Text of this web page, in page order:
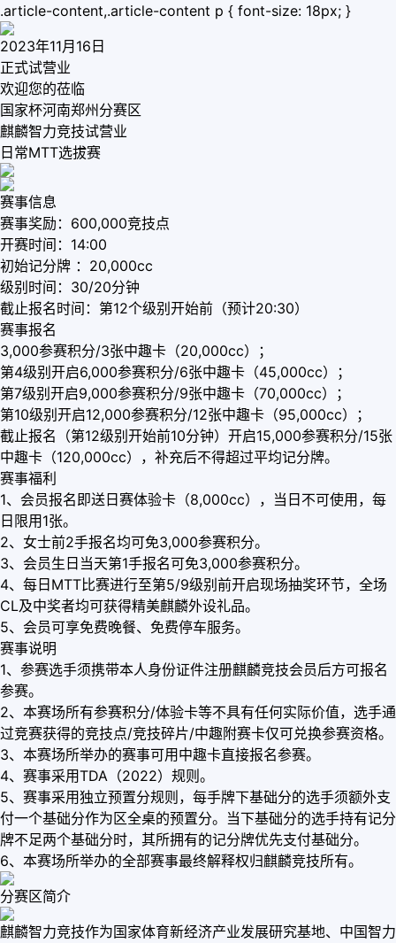
.article-content,.article-content p { font-size: 18px; }
2023年11月16日
正式试营业
欢迎您的莅临
国家杯河南郑州分赛区
麒麟智力竞技试营业
日常MTT选拔赛
赛事信息
赛事奖励：600,000竞技点
开赛时间：14:00
初始记分牌 ：20,000cc
级别时间：30/20分钟
截止报名时间：第12个级别开始前（预计20:30）
赛事报名
3,000参赛积分/3张中趣卡（20,000cc）；
第4级别开启6,000参赛积分/6张中趣卡（45,000cc）；
第7级别开启9,000参赛积分/9张中趣卡（70,000cc）；
第10级别开启12,000参赛积分/12张中趣卡（95,000cc）；
截止报名（第12级别开始前10分钟）开启15,000参赛积分/15张
中趣卡（120,000cc），补充后不得超过平均记分牌。
赛事福利
1、会员报名即送日赛体验卡（8,000cc），当日不可使用，每
日限用1张。
2、女士前2手报名均可免3,000参赛积分。
3、会员生日当天第1手报名可免3,000参赛积分。
4、每日MTT比赛进行至第5/9级别前开启现场抽奖环节，全场
CL及中奖者均可获得精美麒麟外设礼品。
5、会员可享免费晚餐、免费停车服务。
赛事说明
1、参赛选手须携带本人身份证件注册麒麟竞技会员后方可报名
参赛。
2、本赛场所有参赛积分/体验卡等不具有任何实际价值，选手通
过竞赛获得的竞技点/竞技碎片/中趣附赛卡仅可兑换参赛资格。
3、本赛场所举办的赛事可用中趣卡直接报名参赛。
4、赛事采用TDA（2022）规则。
5、赛事采用独立预置分规则，每手牌下基础分的选手须额外支
付一个基础分作为区全桌的预置分。当下基础分的选手持有记分
牌不足两个基础分时，其所拥有的记分牌优先支付基础分。
6、本赛场所举办的全部赛事最终解释权归麒麟竞技所有。
分赛区简介
麒麟智力竞技作为国家体育新经济产业发展研究基地、中国智力